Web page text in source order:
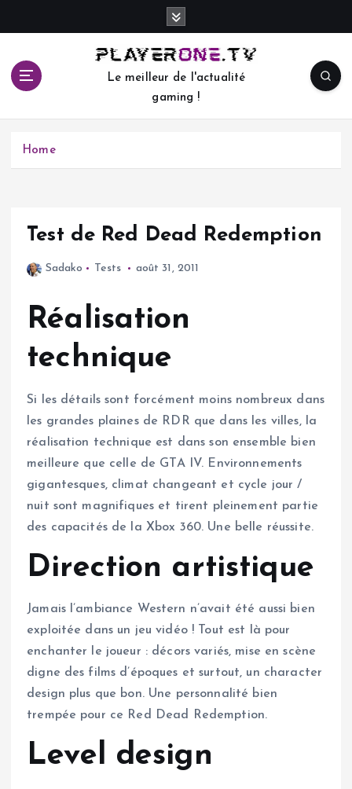
c
Le meilleur de l'actualité
gaming !
Home
Test de Red Dead Redemption
Sadako Tests août 31, 2011
Réalisation
technique
Si les détails sont forcément moins nombreux dans
les grandes plaines de RDR que dans les villes, la
réalisation technique est dans son ensemble bien
meilleure que celle de GTA IV. Environnements
gigantesques, climat changeant et cycle jour /
nuit sont magnifiques et tirent pleinement partie
des capacités de la Xbox 360. Une belle réussite.
Direction artistique
Jamais l’ambiance Western n’avait été aussi bien
exploitée dans un jeu vidéo ! Tout est là pour
enchanter le joueur : décors variés, mise en scène
digne des films d’époques et surtout, un character
design plus que bon. Une personnalité bien
trempée pour ce Red Dead Redemption.
Level design